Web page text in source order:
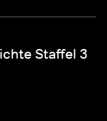
Staffel 3